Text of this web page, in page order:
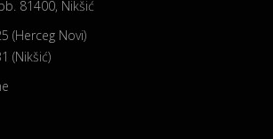
81400, Nikšić
(Herceg Novi)
(Nikšić)